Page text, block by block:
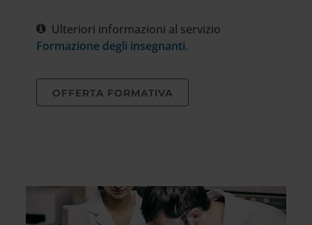
Ulteriori informazioni al servizio
Formazione degli insegnanti.
OFFERTA FORMATIVA